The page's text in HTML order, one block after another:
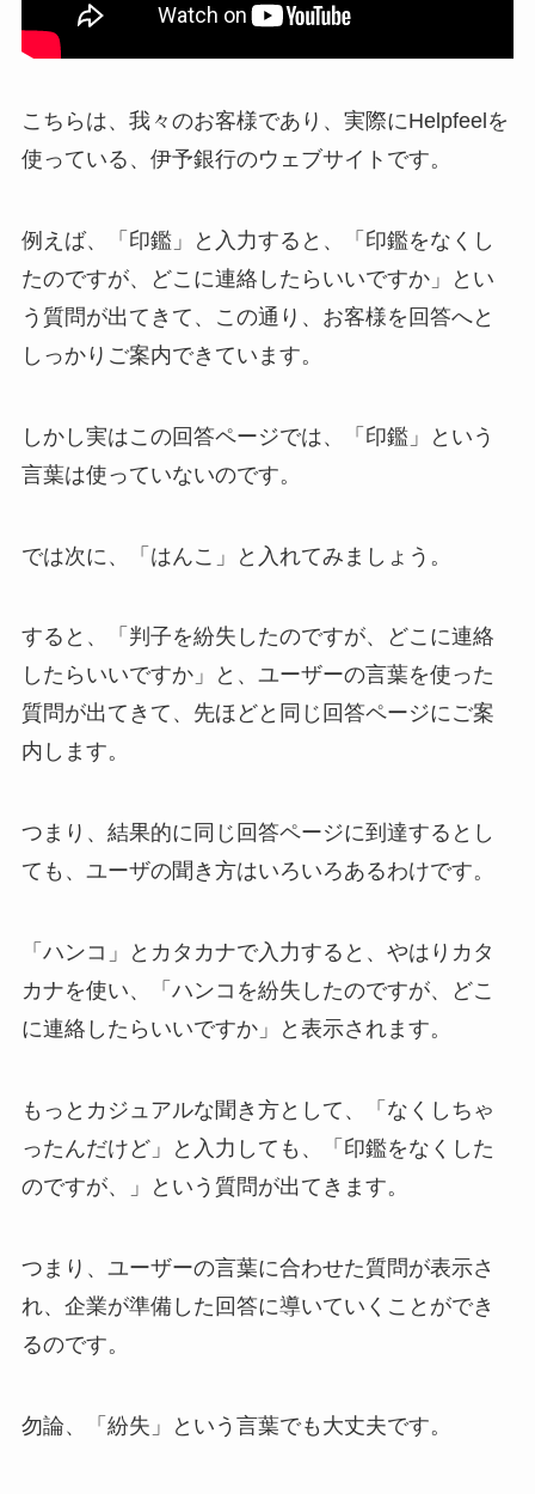
こちらは、我々のお客様であり、実際にHelpfeelを
使っている、伊予銀行のウェブサイトです。
例えば、「印鑑」と入力すると、「印鑑をなくし
たのですが、どこに連絡したらいいですか」とい
う質問が出てきて、この通り、お客様を回答へと
しっかりご案内できています。
しかし実はこの回答ページでは、「印鑑」という
言葉は使っていないのです。
では次に、「はんこ」と入れてみましょう。
すると、「判子を紛失したのですが、どこに連絡
したらいいですか」と、ユーザーの言葉を使った
質問が出てきて、先ほどと同じ回答ページにご案
内します。
つまり、結果的に同じ回答ページに到達するとし
ても、ユーザの聞き方はいろいろあるわけです。
「ハンコ」とカタカナで入力すると、やはりカタ
カナを使い、「ハンコを紛失したのですが、どこ
に連絡したらいいですか」と表示されます。
もっとカジュアルな聞き方として、「なくしちゃ
ったんだけど」と入力しても、「印鑑をなくした
のですが、」という質問が出てきます。
つまり、ユーザーの言葉に合わせた質問が表示さ
れ、企業が準備した回答に導いていくことができ
るのです。
勿論、「紛失」という言葉でも大丈夫です。